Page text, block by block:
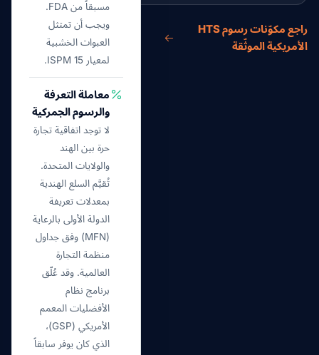
راجع مكوّنات رسوم HTS
الأمريكية الموثّقة
مسبقاً من FDA.
ويجب أن تمتثل
العبوات الخشبية
لمعيار ISPM 15.
معاملة التعرفة
والرسوم الجمركية
لا توجد اتفاقية تجارة
حرة بين الهند
والولايات المتحدة.
تُقيَّم السلع الهندية
بمعدلات تعريفة
الدولة الأولى بالرعاية
(MFN) وفق جداول
منظمة التجارة
العالمية. وقد عُلّق
برنامج نظام
الأفضليات المعمم
الأمريكي (GSP)،
الذي كان يوفر سابقاً